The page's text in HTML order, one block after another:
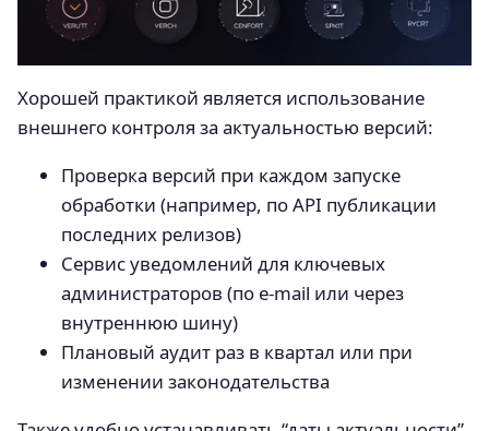
Хорошей практикой является использование
внешнего контроля за актуальностью версий:
Проверка версий при каждом запуске
обработки (например, по API публикации
последних релизов)
Сервис уведомлений для ключевых
администраторов (по e-mail или через
внутреннюю шину)
Плановый аудит раз в квартал или при
изменении законодательства